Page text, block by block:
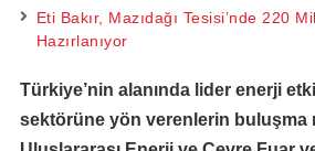
Eti Bakır, Mazıdağı Tesisi’nde 220
Hazırlanıyor
Türkiye’nin alanında lider enerji
sektörüne yön verenlerin buluşma